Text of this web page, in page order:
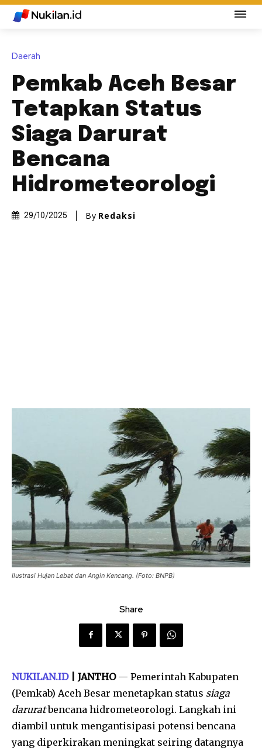
Daerah
Pemkab Aceh Besar
Tetapkan Status
Siaga Darurat
Bencana
Hidrometeorologi
29/10/2025 By Redaksi
Ilustrasi Hujan Lebat dan Angin Kencang. (Foto: BNPB)
Share
NUKILAN.ID| JANTHO — Pemerintah Kabupaten
(Pemkab) Aceh Besar menetapkan status siaga
daruratbencana hidrometeorologi. Langkah ini
diambil untuk mengantisipasi potensi bencana
yang diperkirakan meningkat seiring datangnya